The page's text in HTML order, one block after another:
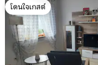
โดนใจเกสต์
โดนใจเกสต์